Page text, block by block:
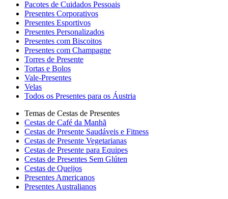
Pacotes de Cuidados Pessoais
Presentes Corporativos
Presentes Esportivos
Presentes Personalizados
Presentes com Biscoitos
Presentes com Champagne
Torres de Presente
Tortas e Bolos
Vale-Presentes
Velas
Todos os Presentes para os Áustria
Temas de Cestas de Presentes
Cestas de Café da Manhã
Cestas de Presente Saudáveis e Fitness
Cestas de Presente Vegetarianas
Cestas de Presente para Equipes
Cestas de Presentes Sem Glúten
Cestas de Queijos
Presentes Americanos
Presentes Australianos